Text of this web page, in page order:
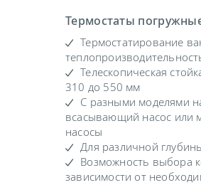
Термостаты
Термостатирование
Телескопическая
310 до 550 мм
С разными моделями
всасывающий насос или
насосы
Для различной
Возможность выбора
зависимости от